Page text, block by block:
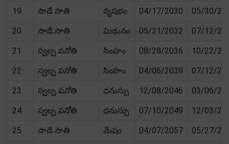
19 సాడే సాతి వృషభం 04/17/2030 05/30/
20 సాడే సాతి మిథునం 05/31/2032 07/12/
21 స్వల్ప పనోతి సింహం 08/28/2036 10/22/
22 స్వల్ప పనోతి సింహం 04/06/2039 07/12/
23 స్వల్ప పనోతి ధనుస్సు 12/08/2046 03/06/
24 స్వల్ప పనోతి ధనుస్సు 07/10/2049 12/03/
25 సాడే సాతి మేషం 04/07/2057 05/27/